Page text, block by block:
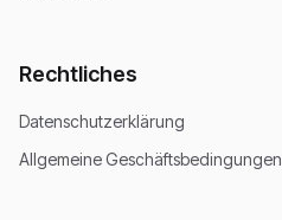
Rechtliches
Datenschutzerklärung
Allgemeine Geschäftsbedingungen